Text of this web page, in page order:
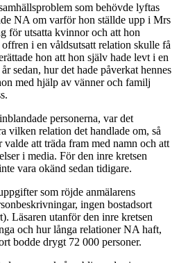
som behövde lyftas
NA om varför hon ställde upp i Mrs
för utsatta kvinnor och att hon
i en våldsutsatt relation skulle få
hon att hon själv hade levt i en
sedan, hur det hade påverkat hennes
med hjälp av vänner och familj
personerna, var det
vilken relation det handlade om, så
att träda fram med namn och att
i media. För den inre kretsen
vara okänd sedan tidigare.
som röjde anmälarens
ingen bostadsort
Läsaren utanför den inre kretsen
och hur långa relationer NA haft,
bodde drygt 72 000 personer.